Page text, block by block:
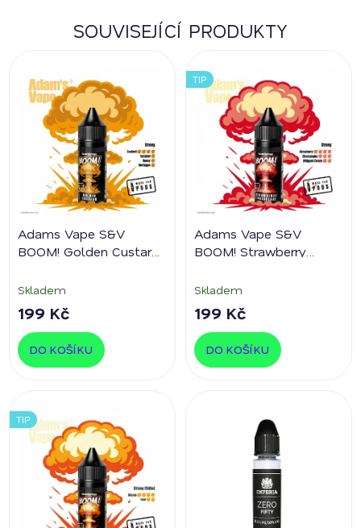
SOUVISEJÍCÍ PRODUKTY
Adams Vape S&V
BOOM! Golden Custard
Skladem
199 Kč
DO KOŠÍKU
TIP
Adams Vape S&V
BOOM! Strawberry
Skladem
199 Kč
DO KOŠÍKU
TIP